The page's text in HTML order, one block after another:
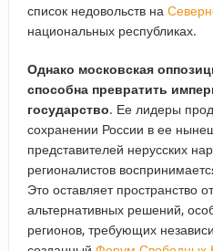
список недовольств на
национальных республиках.
Однако московская
способна превратить
государство. Ее лидеры
сохранении России в ее
представителей нерусских
регионалистов
Это оставляет пространство
альтернативных решений,
регионов, требующих